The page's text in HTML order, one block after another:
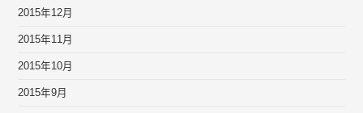
2015年12月
2015年11月
2015年10月
2015年9月